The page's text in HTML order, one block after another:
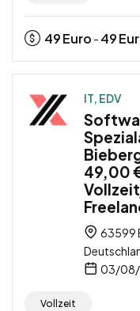
49Euro - 49
IT, EDV
49,00
63599
03/
Vollzeit